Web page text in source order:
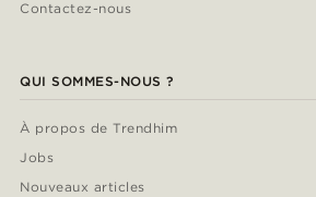
Contactez-nous
QUI SOMMES-NOUS ?
À propos de Trendhim
Jobs
Nouveaux articles